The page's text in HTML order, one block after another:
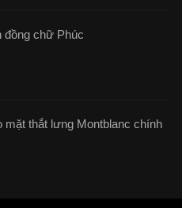
đồng chữ Phúc
mặt thắt lưng Montblanc chính